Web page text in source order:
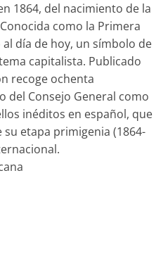
1864, del nacimiento de la
como la Primera
día de hoy, un símbolo de
capitalista. Publicado
recoge ochenta
del Consejo General como
inéditos en español, que
etapa primigenia (1864-